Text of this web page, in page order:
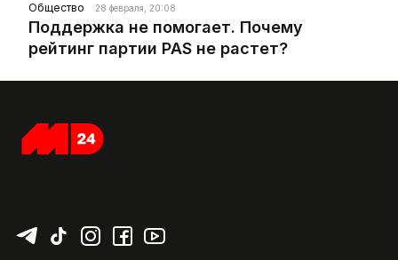
Общество 28 февраля, 20:08
Поддержка не помогает. Почему
рейтинг партии PAS не растет?